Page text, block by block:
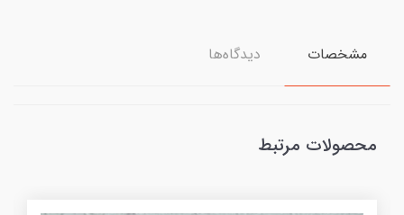
مشخصات دیدگاه‌ها
محصولات مرتبط